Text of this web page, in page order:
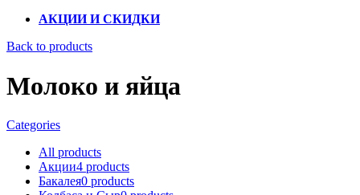
АКЦИИ И СКИДКИ
Back to products
Молоко и яйца
Categories
All products
Акции4 products
Бакалея0 products